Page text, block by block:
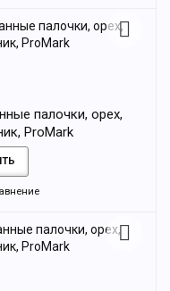
палочки, орех,
ProMark